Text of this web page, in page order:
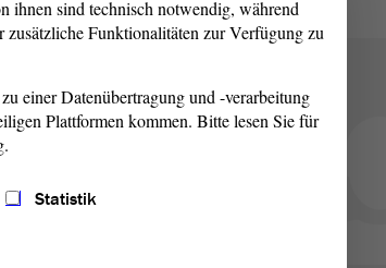
E
ihnen sind technisch notwendig, während
zusätzliche Funktionalitäten zur Verfügung zu
einer Datenübertragung und -verarbeitung
Plattformen kommen. Bitte lesen Sie für
Statistik